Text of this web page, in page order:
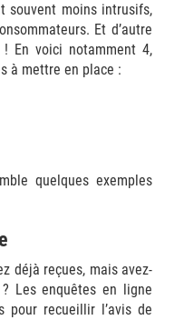
souvent moins intrusifs,
Et d’autre
En voici notamment 4,
à mettre en place :
quelques exemples
déjà reçues, mais avez-
Les enquêtes en ligne
pour recueillir l’avis de